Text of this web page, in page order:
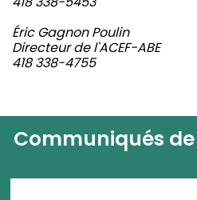
Éric Gagnon Poulin
Directeur de l'ACEF-ABE
418 338-4755
Communiqués